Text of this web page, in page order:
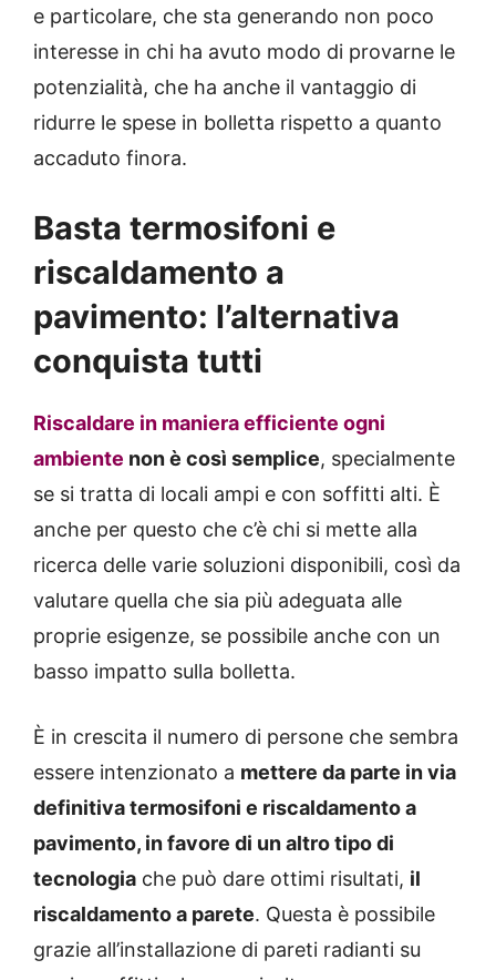
e particolare, che sta generando non poco
interesse in chi ha avuto modo di provarne le
potenzialità, che ha anche il vantaggio di
ridurre le spese in bolletta rispetto a quanto
accaduto finora.
Basta termosifoni e
riscaldamento a
pavimento: l’alternativa
conquista tutti
Riscaldare in maniera efficiente ogni
ambiente non è così semplice, specialmente
se si tratta di locali ampi e con soffitti alti. È
anche per questo che c’è chi si mette alla
ricerca delle varie soluzioni disponibili, così da
valutare quella che sia più adeguata alle
proprie esigenze, se possibile anche con un
basso impatto sulla bolletta.
È in crescita il numero di persone che sembra
essere intenzionato a mettere da parte in via
definitiva termosifoni e riscaldamento a
pavimento, in favore di un altro tipo di
tecnologia che può dare ottimi risultati, il
riscaldamento a parete. Questa è possibile
grazie all’installazione di pareti radianti su